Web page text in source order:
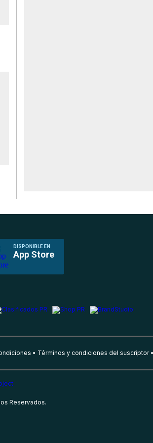
DISPONIBLE EN
App Store
Términos y condiciones del suscriptor
Reservados.